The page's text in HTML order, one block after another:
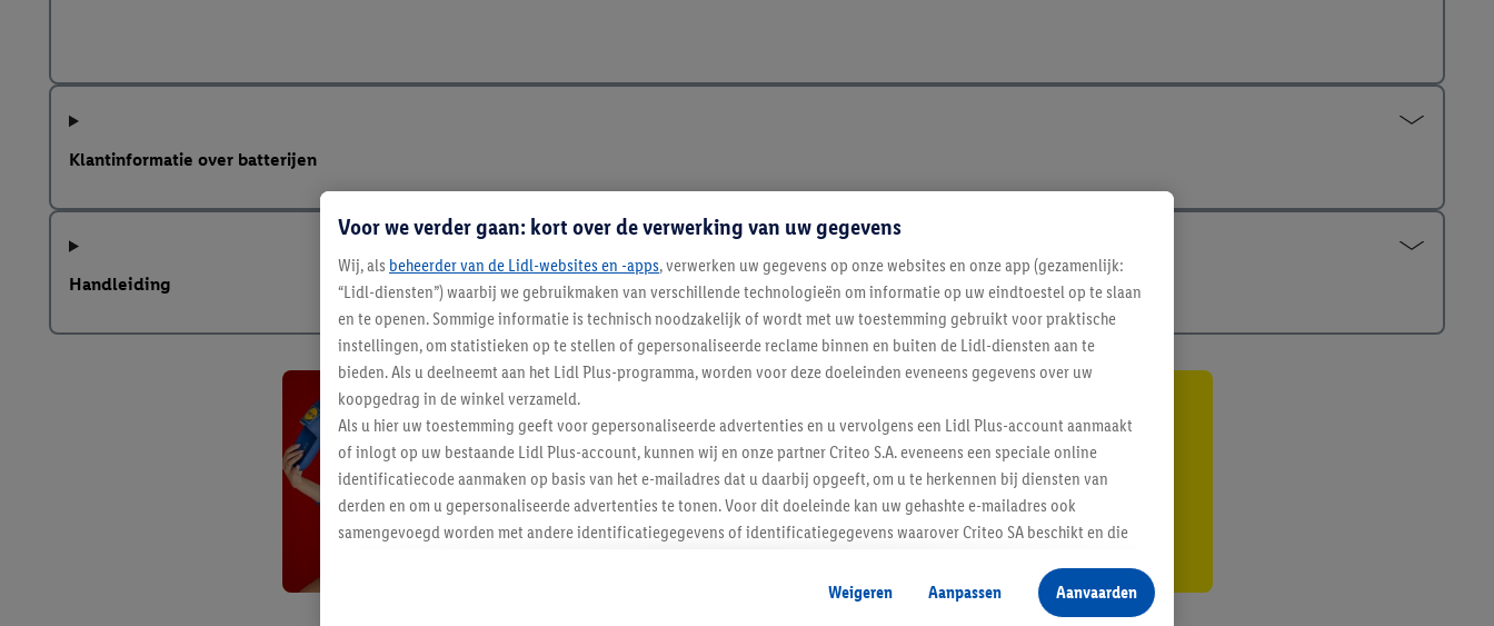
Klantinformatie over batterijen
Handleiding
Blijf op de hoogte
Schrijf je in op de newsletter
Inschrijven
Voor we verder gaan: kort over de verwerking van uw gegevens
Wij, als beheerder van de Lidl-websites en -apps, verwerken uw gegevens op onze websites en onze app (gezamenlijk:
“Lidl-diensten”) waarbij we gebruikmaken van verschillende technologieën om informatie op uw eindtoestel op te slaan
en te openen. Sommige informatie is technisch noodzakelijk of wordt met uw toestemming gebruikt voor praktische
instellingen, om statistieken op te stellen of gepersonaliseerde reclame binnen en buiten de Lidl-diensten aan te
bieden. Als u deelneemt aan het Lidl Plus-programma, worden voor deze doeleinden eveneens gegevens over uw
koopgedrag in de winkel verzameld.
Als u hier uw toestemming geeft voor gepersonaliseerde advertenties en u vervolgens een Lidl Plus-account aanmaakt
of inlogt op uw bestaande Lidl Plus-account, kunnen wij en onze partner Criteo S.A. eveneens een speciale online
identificatiecode aanmaken op basis van het e-mailadres dat u daarbij opgeeft, om u te herkennen bij diensten van
derden en om u gepersonaliseerde advertenties te tonen. Voor dit doeleinde kan uw gehashte e-mailadres ook
samengevoegd worden met andere identificatiegegevens of identificatiegegevens waarover Criteo SA beschikt en die
Als u hiermee akkoord gaat, kunnen advertenties in het kader van retargeting, d.w.z. advertenties voor producten waarin
u interesse hebt getoond (bijvoorbeeld door het product in de webshop aan uw winkelmandje toe te voegen, maar het
Weigeren Aanpassen Aanvaarden